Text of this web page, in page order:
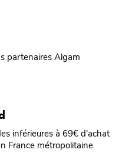
partenaires Algam
inférieures à 69€ d'achat
France métropolitaine